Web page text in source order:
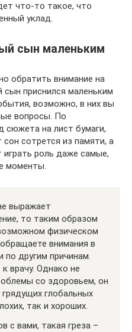
что-то такое, что
уклад.
сын маленьким
обратить внимание на
приснился маленьким
возможно, в них вы
вопросы. По
сюжета на лист бумаги,
сон сотрется из памяти, а
играть роль даже самые,
моменты.
выражает
то таким образом
физическом
внимания в
по другим причинам.
врачу. Однако не
со здоровьем, он
глобальных
так и хороших.
с вами, такая греза –